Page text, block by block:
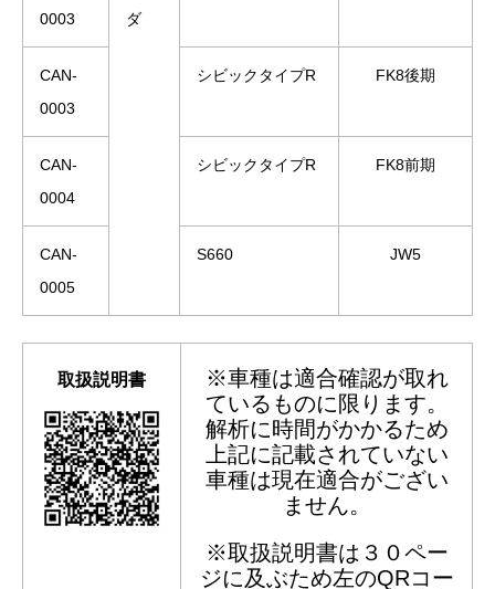
0003
ダ
CAN-
0003
シビックタイプR FK8後期
CAN-
0004
シビックタイプR FK8前期
CAN-
0005
S660 JW5
取扱説明書
※車種は適合確認が取れ
ているものに限ります。
解析に時間がかかるため
上記に記載されていない
車種は現在適合がござい
ません。
※取扱説明書は３０ペー
ジに及ぶため左のQRコー